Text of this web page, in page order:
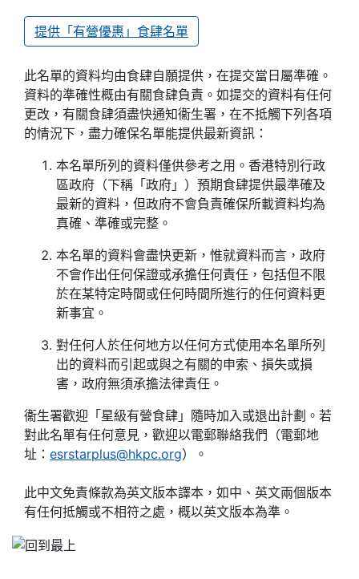
提供「有營優惠」食肆名單
此名單的資料均由食肆自願提供，在提交當日屬準確。
資料的準確性概由有關食肆負責。如提交的資料有任何
更改，有關食肆須盡快通知衞生署，在不抵觸下列各項
的情況下，盡力確保名單能提供最新資訊：
本名單所列的資料僅供參考之用。香港特別行政
區政府（下稱「政府」）預期食肆提供最準確及
最新的資料，但政府不會負責確保所載資料均為
真確、準確或完整。
本名單的資料會盡快更新，惟就資料而言，政府
不會作出任何保證或承擔任何責任，包括但不限
於在某特定時間或任何時間所進行的任何資料更
新事宜。
對任何人於任何地方以任何方式使用本名單所列
出的資料而引起或與之有關的申索、損失或損
害，政府無須承擔法律責任。
衞生署歡迎「星級有營食肆」隨時加入或退出計劃。若
對此名單有任何意見，歡迎以電郵聯絡我們（電郵地
址： esrstarplus@hkpc.org）。
此中文免責條款為英文版本譯本，如中、英文兩個版本
有任何抵觸或不相符之處，概以英文版本為準。